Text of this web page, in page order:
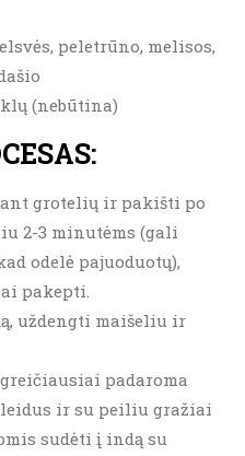
peletrūno, melisos,
(nebūtina)
grotelių ir pakišti po
2-3 minutėms (gali
odelė pajuoduotų),
pakepti.
uždengti maišeliu ir
padaroma
ir su peiliu gražiai
sudėti į indą su